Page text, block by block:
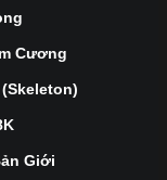
Cương
Giới